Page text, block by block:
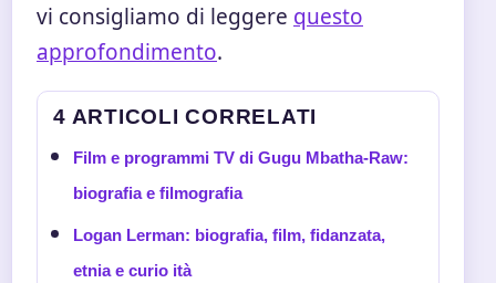
vi consigliamo di leggere questo
approfondimento.
4 ARTICOLI CORRELATI
Film e programmi TV di Gugu Mbatha-Raw:
biografia e filmografia
Logan Lerman: biografia, film, fidanzata,
etnia e curio ità